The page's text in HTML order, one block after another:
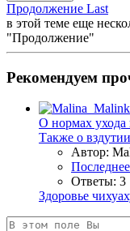
Продолжение Last
в этой теме еще
"Продолжение"
Рекомендуем
О нормах ухода
Также о
Автор:
Ответы: 3
Здоровье